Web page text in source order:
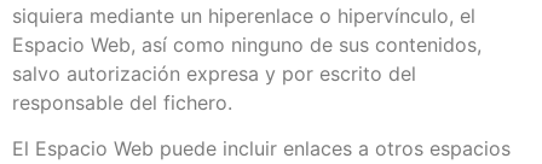
siquiera mediante un hiperenlace o hipervínculo, el
Espacio Web, así como ninguno de sus contenidos,
salvo autorización expresa y por escrito del
responsable del fichero.
El Espacio Web puede incluir enlaces a otros espacios